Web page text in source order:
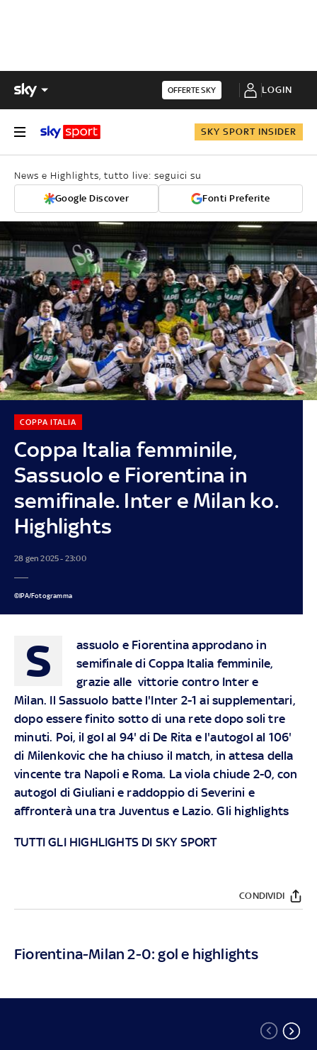
OFFERTE SKY LOGIN
SKY SPORT INSIDER
News e Highlights, tutto live: seguici su
Google Discover Fonti Preferite
Coppa Italia femminile,
Sassuolo e Fiorentina in
semifinale. Inter e Milan ko.
Highlights
COPPA ITALIA
28 gen 2025 - 23:00
©IPA/Fotogramma
S
assuolo e Fiorentina approdano in
semifinale di Coppa Italia femminile,
grazie alle vittorie contro Inter e
Milan. Il Sassuolo batte l'Inter 2-1 ai supplementari,
dopo essere finito sotto di una rete dopo soli tre
minuti. Poi, il gol al 94' di De Rita e l'autogol al 106'
di Milenkovic che ha chiuso il match, in attesa della
vincente tra Napoli e Roma. La viola chiude 2-0, con
autogol di Giuliani e raddoppio di Severini e
affronterà una tra Juventus e Lazio. Gli highlights
TUTTI GLI HIGHLIGHTS DI SKY SPORT
CONDIVIDI
Fiorentina-Milan 2-0: gol e highlights